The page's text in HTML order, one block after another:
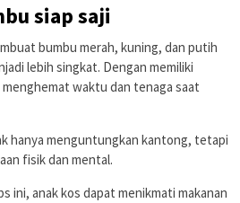
siap saji
bumbu merah, kuning, dan putih
lebih singkat. Dengan memiliki
waktu dan tenaga saat
hanya menguntungkan kantong, tetapi
fisik dan mental.
ini, anak kos dapat menikmati makanan